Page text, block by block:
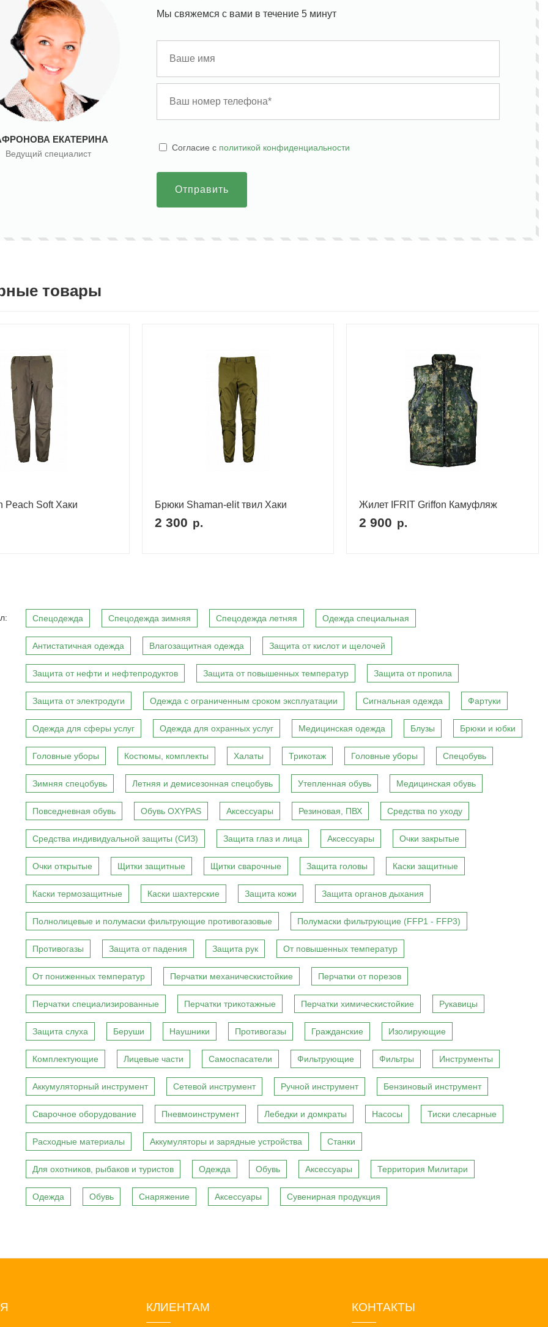
ЕКАТЕРИНА
Ведущий специалист
Мы свяжемся с вами в течение 5 минут
Cогласие с политикой конфиденциальности
Отправить
товары
Peach Soft Хаки Брюки Shaman-elit твил Хаки
2 300 р.
Жилет IFRIT Griffon Камуфляж
2 900 р.
Спецодежда Спецодежда зимняя Спецодежда летняя Одежда специальная
Антистатичная одежда Влагозащитная одежда Защита от кислот и щелочей
Защита от нефти и нефтепродуктов Защита от повышенных температур Защита от пропила
Защита от электродуги Одежда с ограниченным сроком эксплуатации Сигнальная одежда Фартуки
Одежда для сферы услуг Одежда для охранных услуг Медицинская одежда Блузы Брюки и юбки
Головные уборы Костюмы, комплекты Халаты Трикотаж Головные уборы Спецобувь
Зимняя спецобувь Летняя и демисезонная спецобувь Утепленная обувь Медицинская обувь
Повседневная обувь Обувь OXYPAS Аксессуары Резиновая, ПВХ Средства по уходу
Средства индивидуальной защиты (СИЗ) Защита глаз и лица Аксессуары Очки закрытые
Очки открытые Щитки защитные Щитки сварочные Защита головы Каски защитные
Каски термозащитные Каски шахтерские Защита кожи Защита органов дыхания
Полнолицевые и полумаски фильтрующие противогазовые Полумаски фильтрующие (FFP1 - FFP3)
Противогазы Защита от падения Защита рук От повышенных температур
От пониженных температур Перчатки механическистойкие Перчатки от порезов
Перчатки специализированные Перчатки трикотажные Перчатки химическистойкие Рукавицы
Защита слуха Беруши Наушники Противогазы Гражданские Изолирующие
Комплектующие Лицевые части Самоспасатели Фильтрующие Фильтры Инструменты
Аккумуляторный инструмент Сетевой инструмент Ручной инструмент Бензиновый инструмент
Сварочное оборудование Пневмоинструмент Лебедки и домкраты Насосы Тиски слесарные
Расходные материалы Аккумуляторы и зарядные устройства Станки
Для охотников, рыбаков и туристов Одежда Обувь Аксессуары Территория Милитари
Одежда Обувь Снаряжение Аксессуары Сувенирная продукция
КЛИЕНТАМ КОНТАКТЫ